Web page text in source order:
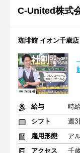
C‐United株式
珈琲館 イオン千歳店
給与
シフト
雇用形態
ア
アクセス
千